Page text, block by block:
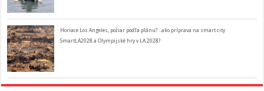
Horiace Los Angeles, požiar podľa plánu? ..ako príprava na smart city
SmartLA2028 a Olympijské hry v LA 2028?